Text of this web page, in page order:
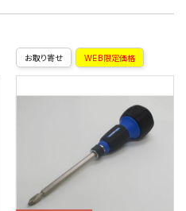
お取り寄せ WEB限定価格